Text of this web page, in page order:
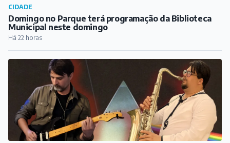
CIDADE
Domingo no Parque terá programação da Biblioteca
Municipal neste domingo
Há 22 horas